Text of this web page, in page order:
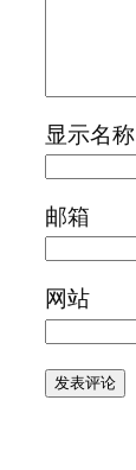
显示名称
邮箱
网站